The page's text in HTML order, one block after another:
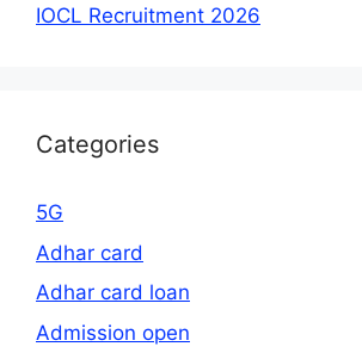
IOCL Recruitment 2026
Categories
5G
Adhar card
Adhar card loan
Admission open